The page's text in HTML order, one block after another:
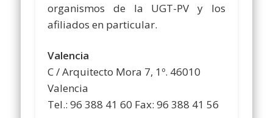
organismos de la UGT-PV y los
afiliados en particular.
Valencia
C / Arquitecto Mora 7, 1º. 46010
Valencia
Tel.: 96 388 41 60 Fax: 96 388 41 56